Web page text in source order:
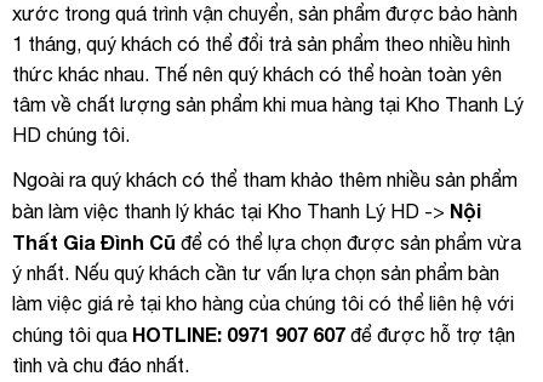
xước trong quá trình vận chuyển, sản phẩm được bảo hành
1 tháng, quý khách có thể đổi trả sản phẩm theo nhiều hình
thức khác nhau. Thế nên quý khách có thể hoàn toàn yên
tâm về chất lượng sản phẩm khi mua hàng tại Kho Thanh Lý
HD chúng tôi.
Ngoài ra quý khách có thể tham khảo thêm nhiều sản phẩm
bàn làm việc thanh lý khác tại Kho Thanh Lý HD -> Nội
Thất Gia Đình Cũ để có thể lựa chọn được sản phẩm vừa
ý nhất. Nếu quý khách cần tư vấn lựa chọn sản phẩm bàn
làm việc giá rẻ tại kho hàng của chúng tôi có thể liên hệ với
chúng tôi qua HOTLINE: 0971 907 607 để được hỗ trợ tận
tình và chu đáo nhất.